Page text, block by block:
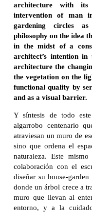
architecture with its
intervention of man
gardening circles
philosophy on the idea
in the midst of a
architect’s intention
architecture the
the vegetation on the
functional quality by
and as a visual barrier.
Y síntesis de todo
algarrobo centenario
atraviesan un muro de
sino que ordena el
naturaleza. Este
colaboración con el
diseñar su house-
donde un árbol crece a
muro que llevan al
entorno, y a la